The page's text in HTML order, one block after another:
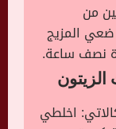
من
ضعي المزيج
نصف ساعة.
اخلطي